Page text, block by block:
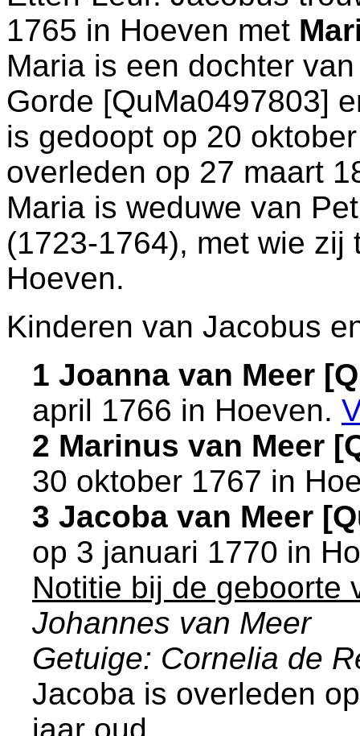
1765 in Hoeven met
Maria is een dochter
Gorde [QuMa0497803]
is gedoopt op 20
overleden op 27 maart
Maria is weduwe van
(1723-1764), met wie
Hoeven.
Kinderen van Jacobus
1 Joanna van Meer
april 1766 in Hoeven.
2 Marinus van Meer
30 oktober 1767 in
3 Jacoba van Meer
op 3 januari 1770 in
Notitie bij de geboorte
Johannes van Meer
Getuige: Cornelia de
Jacoba is overleden
jaar oud.